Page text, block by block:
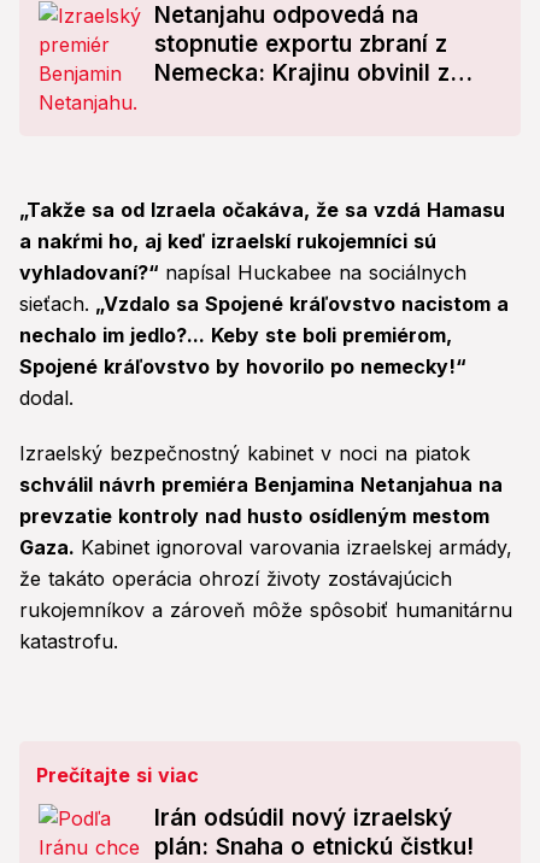
Netanjahu odpovedá na
stopnutie exportu zbraní z
Nemecka: Krajinu obvinil z
„Takže sa od Izraela očakáva, že sa vzdá Hamasu
a nakŕmi ho, aj keď izraelskí rukojemníci sú
vyhladovaní?“ napísal Huckabee na sociálnych
sieťach. „Vzdalo sa Spojené kráľovstvo nacistom a
nechalo im jedlo?... Keby ste boli premiérom,
Spojené kráľovstvo by hovorilo po nemecky!“
dodal.
Izraelský bezpečnostný kabinet v noci na piatok
schválil návrh premiéra Benjamina Netanjahua na
prevzatie kontroly nad husto osídleným mestom
Gaza. Kabinet ignoroval varovania izraelskej armády,
že takáto operácia ohrozí životy zostávajúcich
rukojemníkov a zároveň môže spôsobiť humanitárnu
katastrofu.
Prečítajte si viac
Irán odsúdil nový izraelský
plán: Snaha o etnickú čistku!